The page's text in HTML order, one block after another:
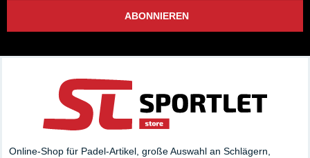
ABONNIEREN
Online-Shop für Padel-Artikel, große Auswahl an Schlägern,